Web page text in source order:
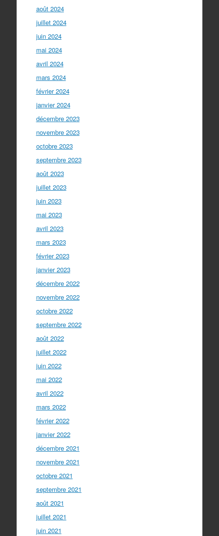
août 2024
juillet 2024
juin 2024
mai 2024
avril 2024
mars 2024
février 2024
janvier 2024
décembre 2023
novembre 2023
octobre 2023
septembre 2023
août 2023
juillet 2023
juin 2023
mai 2023
avril 2023
mars 2023
février 2023
janvier 2023
décembre 2022
novembre 2022
octobre 2022
septembre 2022
août 2022
juillet 2022
juin 2022
mai 2022
avril 2022
mars 2022
février 2022
janvier 2022
décembre 2021
novembre 2021
octobre 2021
septembre 2021
août 2021
juillet 2021
juin 2021